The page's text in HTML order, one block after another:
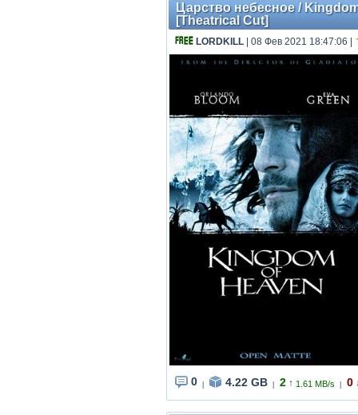
Царство небесное /
[Theatrical Cut]
LORDKILL | 08 Фев 2021 18:47:06
0 4.22 GB 2 ↑ 1.61 MB/s 0